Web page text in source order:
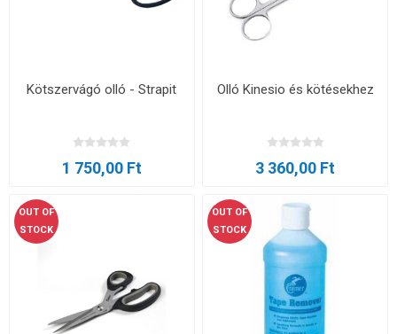
Kötszervágó olló - Strapit
1 750,00 Ft
Olló Kinesio és kötésekhez
3 360,00 Ft
OUT OF
STOCK
OUT OF
STOCK